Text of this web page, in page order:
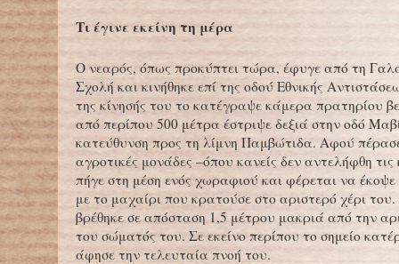
Τι έγινε εκείνη τη μέρα
Ο νεαρός, όπως προκύπτει τώρα, έφυγε από τη
Σχολή και κινήθηκε επί της οδού Εθνικής
της κίνησής του το κατέγραψε κάμερα πρατηρίου
από περίπου 500 μέτρα έστριψε δεξιά στην οδό
κατεύθυνση προς τη λίμνη Παμβώτιδα. Αφού πέρασε
αγροτικές μονάδες –όπου κανείς δεν αντελήφθη τις
πήγε στη μέση ενός χωραφιού και φέρεται να έκοψε
με το μαχαίρι που κρατούσε στο αριστερό χέρι
βρέθηκε σε απόσταση 1,5 μέτρου μακριά από την
του σώματός του. Σε εκείνο περίπου το σημείο
άφησε την τελευταία πνοή του.